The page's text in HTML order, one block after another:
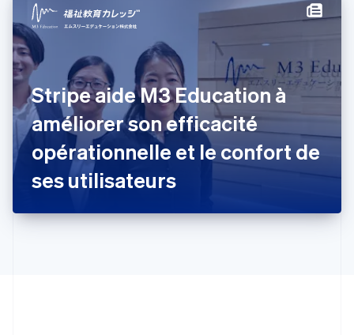
Stripe aide M3 Education à
améliorer son efficacité
opérationnelle et le confort de
ses utilisateurs
Finlande
EnglishSvenska
FrançaisEnglish
Gibraltar
English
Grèce
English
Hongrie
English
Inde
English
English